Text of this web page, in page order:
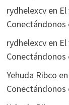
rydhelexcven
Conectándonos
rydhelexcven
Conectándonos
Yehuda Ribco en
Conectándonos